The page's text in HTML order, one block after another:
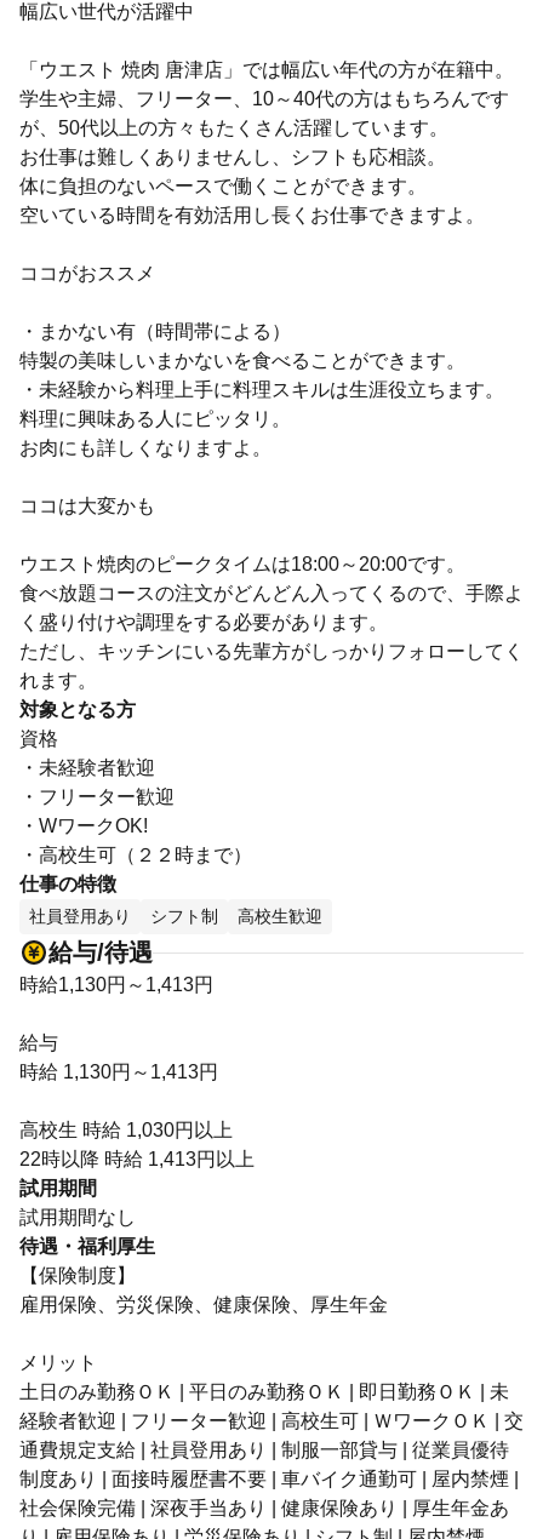
幅広い世代が活躍中
「ウエスト 焼肉 唐津店」では幅広い年代の方が在籍中。
学生や主婦、フリーター、10～40代の方はもちろんです
が、50代以上の方々もたくさん活躍しています。
お仕事は難しくありませんし、シフトも応相談。
体に負担のないペースで働くことができます。
空いている時間を有効活用し長くお仕事できますよ。
ココがおススメ
・まかない有（時間帯による）
特製の美味しいまかないを食べることができます。
・未経験から料理上手に料理スキルは生涯役立ちます。
料理に興味ある人にピッタリ。
お肉にも詳しくなりますよ。
ココは大変かも
ウエスト焼肉のピークタイムは18:00～20:00です。
食べ放題コースの注文がどんどん入ってくるので、手際よ
く盛り付けや調理をする必要があります。
ただし、キッチンにいる先輩方がしっかりフォローしてく
れます。
対象となる方
資格
・未経験者歓迎
・フリーター歓迎
・WワークOK!
・高校生可（２２時まで）
仕事の特徴
社員登用あり シフト制 高校生歓迎
給与/待遇
時給1,130円～1,413円
給与
時給 1,130円～1,413円
高校生 時給 1,030円以上
22時以降 時給 1,413円以上
試用期間
試用期間なし
待遇・福利厚生
【保険制度】
雇用保険、労災保険、健康保険、厚生年金
メリット
土日のみ勤務ＯＫ | 平日のみ勤務ＯＫ | 即日勤務ＯＫ | 未
経験者歓迎 | フリーター歓迎 | 高校生可 | ＷワークＯＫ | 交
通費規定支給 | 社員登用あり | 制服一部貸与 | 従業員優待
制度あり | 面接時履歴書不要 | 車バイク通勤可 | 屋内禁煙 |
社会保険完備 | 深夜手当あり | 健康保険あり | 厚生年金あ